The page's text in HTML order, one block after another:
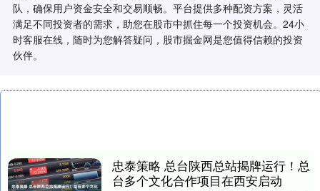
队，确保用户资金安全和交易顺畅。平台提供多种配资方案，灵活
满足不同投资者的需求，助您在股市中抓住每一个投资机会。24小
时客服在线，随时为您解答疑问，股市掘金网是您值得信赖的投资
伙伴。
忠泰策略 总台陕西总站揭牌运行！总
台多个文化合作项目在西安启动